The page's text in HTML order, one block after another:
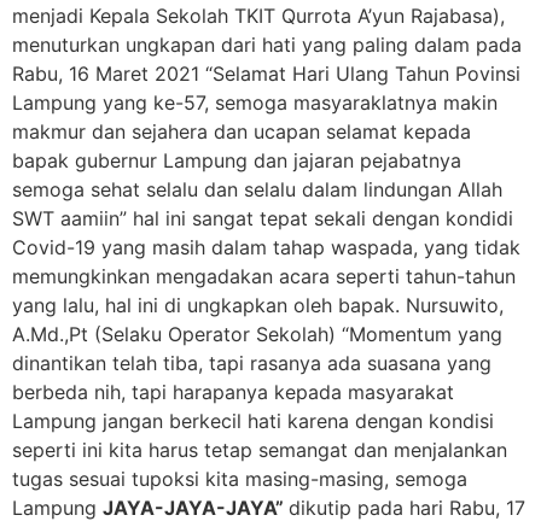
menjadi Kepala Sekolah TKIT Qurrota A’yun Rajabasa),
menuturkan ungkapan dari hati yang paling dalam pada
Rabu, 16 Maret 2021 “Selamat Hari Ulang Tahun Povinsi
Lampung yang ke-57, semoga masyaraklatnya makin
makmur dan sejahera dan ucapan selamat kepada
bapak gubernur Lampung dan jajaran pejabatnya
semoga sehat selalu dan selalu dalam lindungan Allah
SWT aamiin” hal ini sangat tepat sekali dengan kondidi
Covid-19 yang masih dalam tahap waspada, yang tidak
memungkinkan mengadakan acara seperti tahun-tahun
yang lalu, hal ini di ungkapkan oleh bapak. Nursuwito,
A.Md.,Pt (Selaku Operator Sekolah) “Momentum yang
dinantikan telah tiba, tapi rasanya ada suasana yang
berbeda nih, tapi harapanya kepada masyarakat
Lampung jangan berkecil hati karena dengan kondisi
seperti ini kita harus tetap semangat dan menjalankan
tugas sesuai tupoksi kita masing-masing, semoga
Lampung JAYA-JAYA-JAYA” dikutip pada hari Rabu, 17